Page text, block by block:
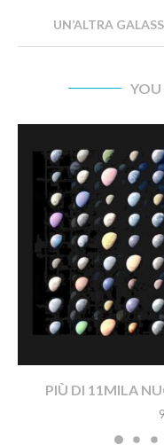
UN’ALTRA
YOU
PIÙ DI 11MILA